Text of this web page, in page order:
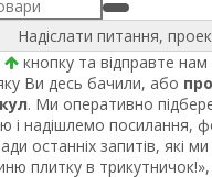
Надіслати питання,
кнопку та відправте нам
Ви десь бачили, або
. Ми оперативно
і надішлемо посилання,
останніх запитів, які
плитку в